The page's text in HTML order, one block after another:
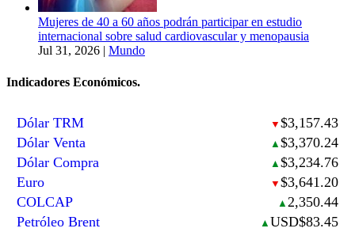
Mujeres de 40 a 60 años podrán participar en estudio
internacional sobre salud cardiovascular y menopausia
Jul 31, 2026 | Mundo
Indicadores Económicos.
Dólar TRM ▼ $3,157.43
Dólar Venta
▲ $3,370.24
Dólar Compra
▲ $3,234.76
Euro
▼ $3,641.20
COLCAP
▲ 2,350.44
Petróleo Brent
▲ USD$83.45